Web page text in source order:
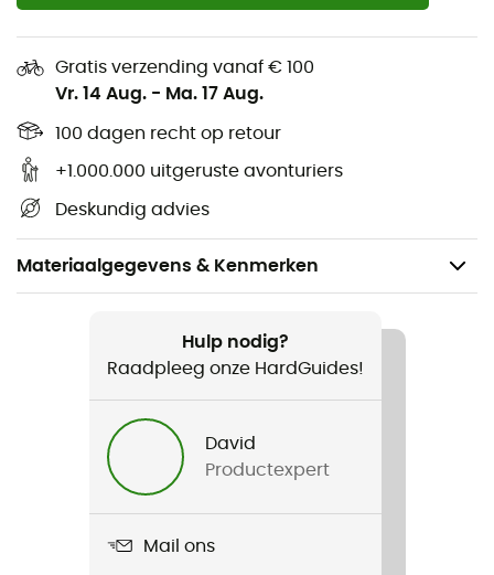
Gratis verzending vanaf € 100
Vr. 14 Aug. - Ma. 17 Aug.
100 dagen recht op retour
+1.000.000 uitgeruste avonturiers
Deskundig advies
Materiaalgegevens & Kenmerken
W's Dirt Craft Bike Shorts
Hulp nodig?
Raadpleeg onze HardGuides!
David
Productexpert
Mail ons